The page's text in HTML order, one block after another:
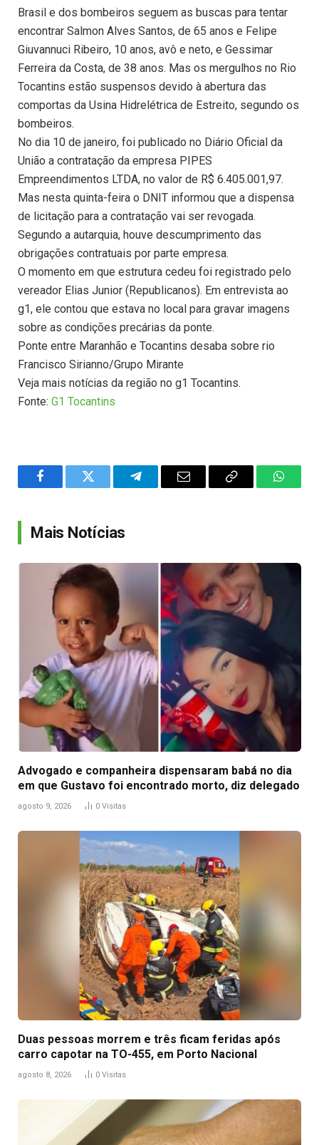
Brasil e dos bombeiros seguem as buscas para tentar
encontrar Salmon Alves Santos, de 65 anos e Felipe
Giuvannuci Ribeiro, 10 anos, avô e neto, e Gessimar
Ferreira da Costa, de 38 anos. Mas os mergulhos no Rio
Tocantins estão suspensos devido à abertura das
comportas da Usina Hidrelétrica de Estreito, segundo os
bombeiros.
No dia 10 de janeiro, foi publicado no Diário Oficial da
União a contratação da empresa PIPES
Empreendimentos LTDA, no valor de R$ 6.405.001,97.
Mas nesta quinta-feira o DNIT informou que a dispensa
de licitação para a contratação vai ser revogada.
Segundo a autarquia, houve descumprimento das
obrigações contratuais por parte empresa.
O momento em que estrutura cedeu foi registrado pelo
vereador Elias Junior (Republicanos). Em entrevista ao
g1, ele contou que estava no local para gravar imagens
sobre as condições precárias da ponte.
Ponte entre Maranhão e Tocantins desaba sobre rio
Francisco Sirianno/Grupo Mirante
Veja mais notícias da região no g1 Tocantins.
Fonte: G1 Tocantins
FacebookTwitter TelegramEmail
Copy
Mais Notícias
Advogado e companheira dispensaram babá no dia
em que Gustavo foi encontrado morto, diz delegado
agosto 9, 2026 0 Visitas
Duas pessoas morrem e três ficam feridas após
carro capotar na TO-455, em Porto Nacional
agosto 8, 2026 0 Visitas